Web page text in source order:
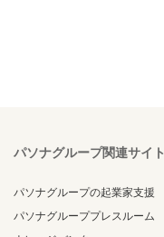
パソナグループ関連サイト
パソナグループの起業家支援
パソナグループプレスルーム